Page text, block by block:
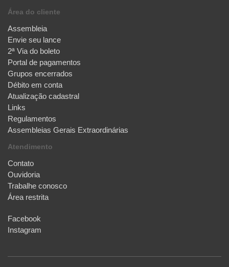
Área do cliente
Assembleia
Envie seu lance
2ª Via do boleto
Portal de pagamentos
Grupos encerrados
Débito em conta
Atualização cadastral
Links
Regulamentos
Assembleias Gerais Extraordinárias
Atendimento
Contato
Ouvidoria
Trabalhe conosco
Área restrita
Facebook
Instagram